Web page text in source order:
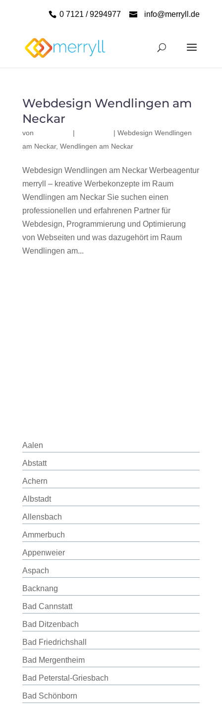
0 7121 / 9294977 info@merryll.de
Webdesign Wendlingen am
Neckar
von | | Webdesign Wendlingen
am Neckar, Wendlingen am Neckar
Webdesign Wendlingen am Neckar Werbeagentur
merryll – kreative Werbekonzepte im Raum
Wendlingen am Neckar Sie suchen einen
professionellen und erfahrenen Partner für
Webdesign, Programmierung und Optimierung
von Webseiten und was dazugehört im Raum
Wendlingen am...
Aalen
Abstatt
Achern
Albstadt
Allensbach
Ammerbuch
Appenweier
Aspach
Backnang
Bad Cannstatt
Bad Ditzenbach
Bad Friedrichshall
Bad Mergentheim
Bad Peterstal-Griesbach
Bad Schönborn